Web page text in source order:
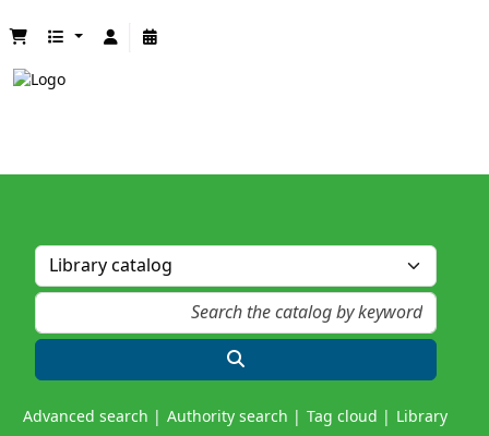
Advanced search Authority search Tag cloud Library